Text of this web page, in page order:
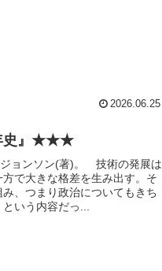
2026.06.25
年史』★★★
ョンソン(著)。 技術の発展は
で大きな格差を生み出す。そ
、つまり政治についてもきち
いう内容だっ...